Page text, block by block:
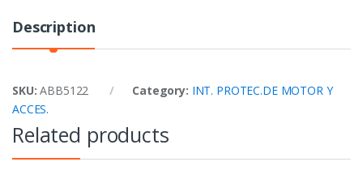
Description
SKU:ABB5122 Category: INT. PROTEC.DE MOTOR Y
ACCES.
Related products